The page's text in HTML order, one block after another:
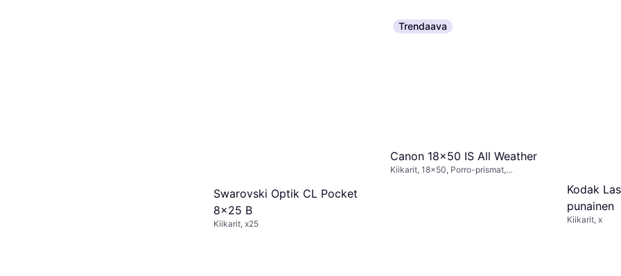
Swarovski Optik CL Pocket
8x25 B
Kiikarit, x25
Trendaava
Canon 18x50 IS All Weather
Kiikarit, 18x50, Porro-prismat,
Kodak
punainen
Kiikarit, x